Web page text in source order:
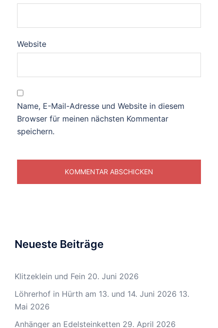
Website
Name, E-Mail-Adresse und Website in diesem
Browser für meinen nächsten Kommentar
speichern.
Neueste Beiträge
Klitzeklein und Fein 20. Juni 2026
Löhrerhof in Hürth am 13. und 14. Juni 2026 13.
Mai 2026
Anhänger an Edelsteinketten 29. April 2026